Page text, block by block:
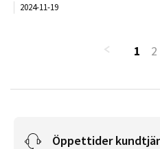
2024-11-19
1 2
Öppettider